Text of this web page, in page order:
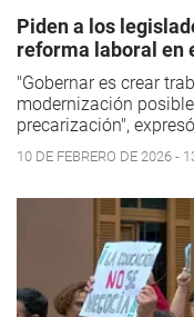
Piden a los
reforma laboral en
"Gobernar es crear
modernización
precarización",
10 DE FEBRERO DE 2026 -